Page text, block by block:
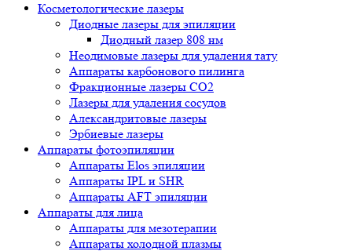
Косметологические лазеры
Диодные лазеры для эпиляции
Диодный лазер 808 нм
Неодимовые лазеры для удаления тату
Аппараты карбонового пилинга
Фракционные лазеры CO2
Лазеры для удаления сосудов
Александритовые лазеры
Эрбиевые лазеры
Аппараты фотоэпиляции
Аппараты Elos эпиляции
Аппараты IPL и SHR
Аппараты AFT эпиляции
Аппараты для лица
Аппараты для мезотерапии
Аппараты холодной плазмы